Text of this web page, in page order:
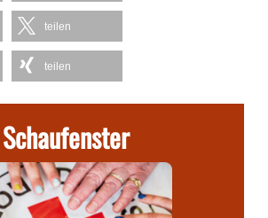
teilen
teilen
Schaufenster